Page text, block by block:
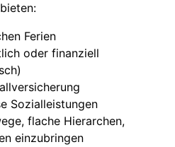
Ferien
oder finanziell
Sozialleistungen
flache Hierarchen,
einzubringen